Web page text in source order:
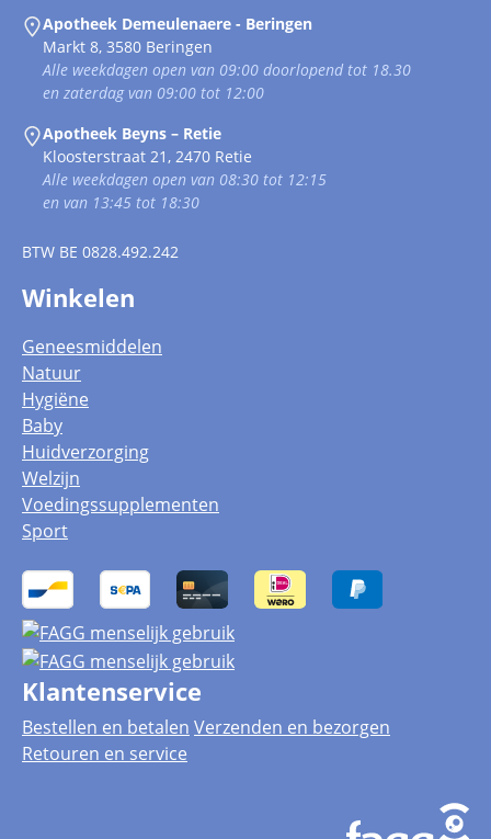
Apotheek Demeulenaere - Beringen
Markt 8, 3580 Beringen
Alle weekdagen open van 09:00 doorlopend tot 18.30
en zaterdag van 09:00 tot 12:00
Apotheek Beyns – Retie
Kloosterstraat 21, 2470 Retie
Alle weekdagen open van 08:30 tot 12:15
en van 13:45 tot 18:30
BTW BE 0828.492.242
Winkelen
Geneesmiddelen
Natuur
Hygiëne
Baby
Huidverzorging
Welzijn
Voedingssupplementen
Sport
Klantenservice
Bestellen en betalen Verzenden en bezorgen
Retouren en service